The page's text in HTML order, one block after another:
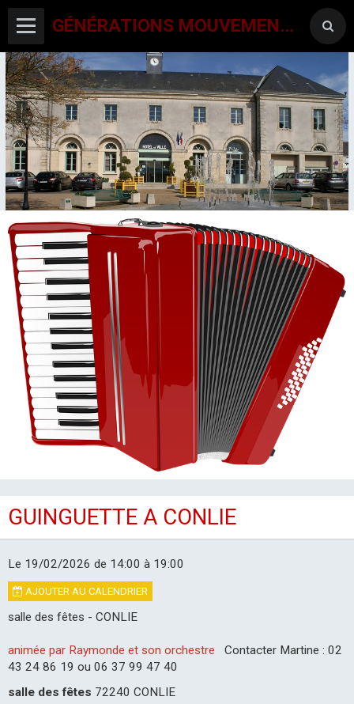
GÉNÉRATIONS MOUVEMENT INTERCLUBS CHAMPAGNE CONLINOISE
ACCUEIL
CANTON-ACTIVITES
SORTIES SEJOURS
AGENDA PAR ACTIVITE
LES CLUBS
GUINGUETTE A CONLIE
Le 19/02/2026 de 14:00 à 19:00
AJOUTER AU CALENDRIER
salle des fêtes - CONLIE
animée par Raymonde et son orchestre Contacter Martine : 02
43 24 86 19 ou 06 37 99 47 40
salle des fêtes 72240 CONLIE